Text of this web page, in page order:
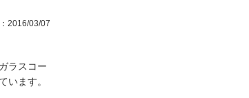
2016/03/07
ラスコー
います。